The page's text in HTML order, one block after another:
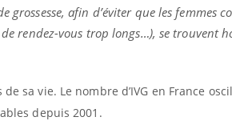
afin d’éviter que les femmes
rendez-vous trop longs…), se trouvent
sa vie. Le nombre d’IVG en France
depuis 2001.